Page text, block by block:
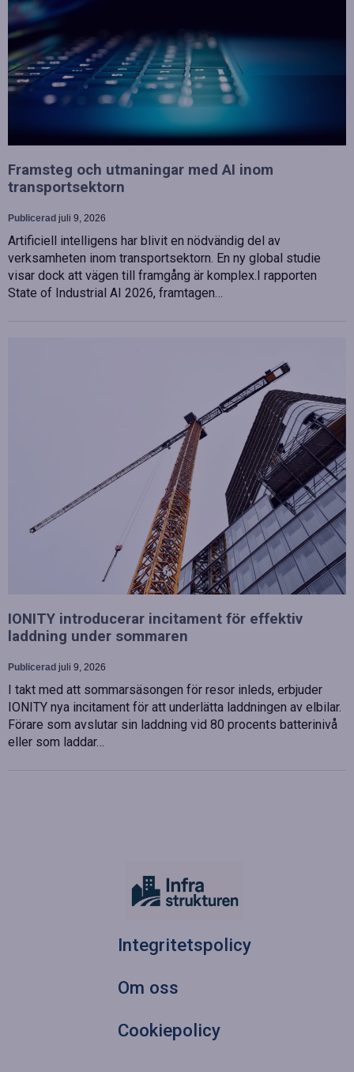
Framsteg och utmaningar med AI inom
transportsektorn
Publicerad juli 9, 2026
Artificiell intelligens har blivit en nödvändig del av
verksamheten inom transportsektorn. En ny global studie
visar dock att vägen till framgång är komplex.I rapporten
State of Industrial AI 2026, framtagen…
IONITY introducerar incitament för effektiv
laddning under sommaren
Publicerad juli 9, 2026
I takt med att sommarsäsongen för resor inleds, erbjuder
IONITY nya incitament för att underlätta laddningen av elbilar.
Förare som avslutar sin laddning vid 80 procents batterinivå
eller som laddar…
Integritetspolicy
Om oss
Cookiepolicy